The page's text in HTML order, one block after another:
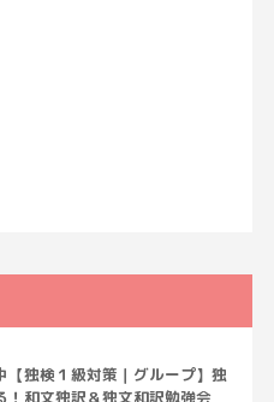
【独検１級対策｜グループ】独
！和文独訳＆独文和訳勉強会